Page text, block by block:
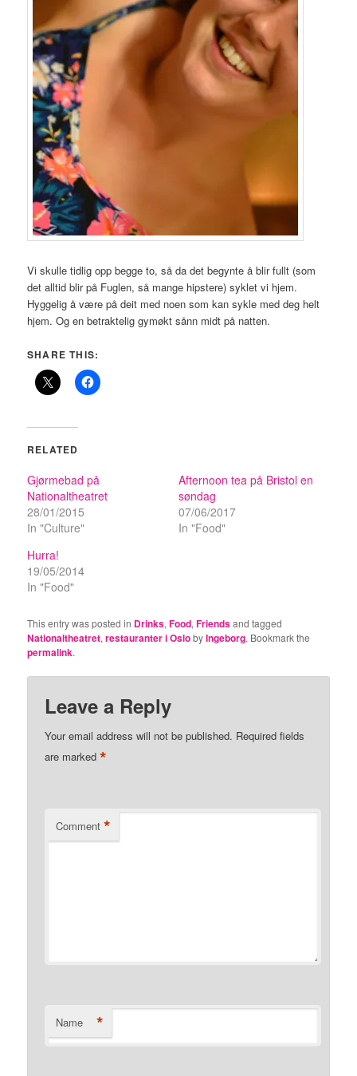
Vi skulle tidlig opp begge to, så da det begynte å blir fullt (som
det alltid blir på Fuglen, så mange hipstere) syklet vi hjem.
Hyggelig å være på deit med noen som kan sykle med deg helt
hjem. Og en betraktelig gymøkt sånn midt på natten.
SHARE THIS:
RELATED
Gjørmebad på
Nationaltheatret
28/01/2015
In "Culture"
Afternoon tea på Bristol en
søndag
07/06/2017
In "Food"
Hurra!
19/05/2014
In "Food"
This entry was posted in Drinks,Food,Friendsand tagged
Nationaltheatret,restauranter i OslobyIngeborg. Bookmark the
permalink.
Leave a Reply
Your email address will not be published. Required fields
are marked*
Comment *
Name *